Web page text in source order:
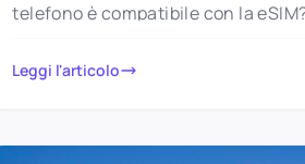
telefono è compatibile con la
Leggi l'articolo